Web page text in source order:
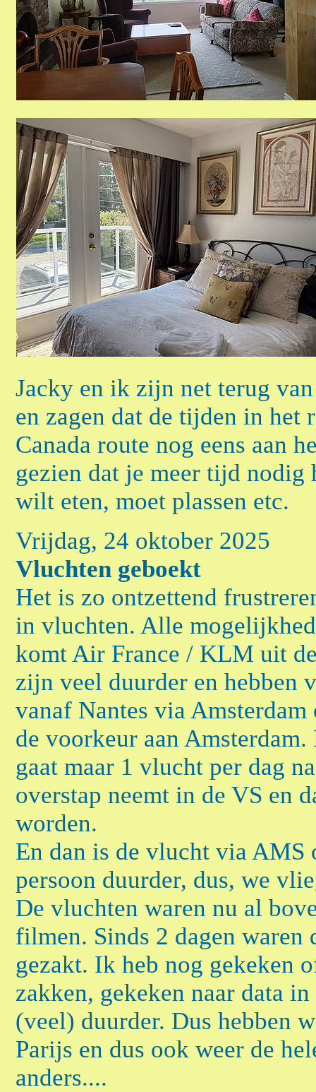
Jacky en ik zijn net terug
en zagen dat de tijden in het
Canada route nog eens aan
gezien dat je meer tijd nodig
wilt eten, moet plassen etc.
Vrijdag, 24 oktober 2025
Vluchten geboekt
Het is zo ontzettend
in vluchten. Alle
komt Air France / KLM uit
zijn veel duurder en hebben
vanaf Nantes via
de voorkeur aan
gaat maar 1 vlucht per dag
overstap neemt in de VS en
worden.
En dan is de vlucht via AMS
persoon duurder, dus, we
De vluchten waren nu al
filmen. Sinds 2 dagen waren
gezakt. Ik heb nog gekeken
zakken, gekeken naar data
(veel) duurder. Dus hebben
Parijs en dus ook weer de
anders....